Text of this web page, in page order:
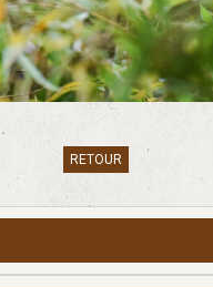
RETOUR